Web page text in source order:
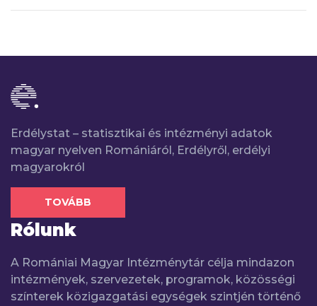
Erdélystat – statisztikai és intézményi adatok
magyar nyelven Romániáról, Erdélyről, erdélyi
magyarokról
TOVÁBB
Rólunk
A Romániai Magyar Intézménytár célja mindazon
intézmények, szervezetek, programok, közösségi
színterek közigazgatási egységek szintjén történő